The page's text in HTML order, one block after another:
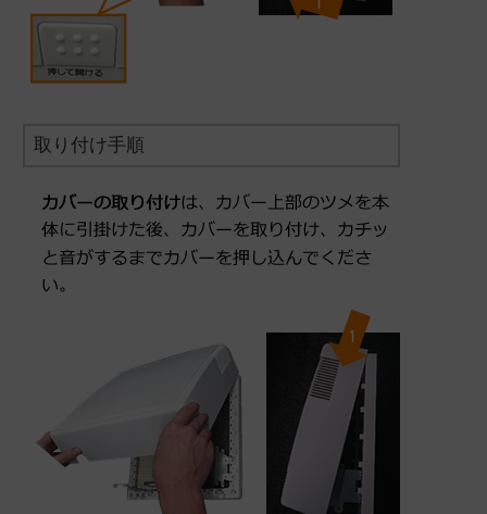
取り付け手順